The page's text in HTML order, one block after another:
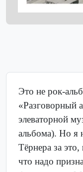
Это не рок-
«Разговорный
элеваторной
альбома). Но я
Тёрнера за
что надо